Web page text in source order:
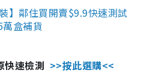
】鄰住買開賣$9.9快速測試
盒補貨
快速檢測 >>按此選購<<